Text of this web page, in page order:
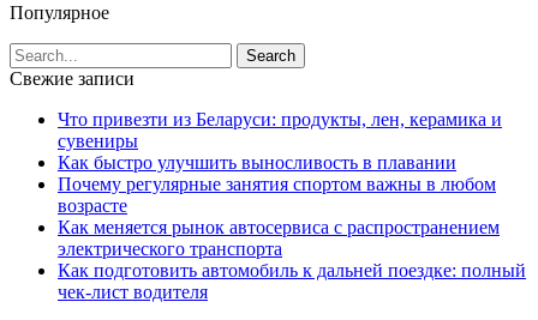
Популярное
Свежие записи
Что привезти из Беларуси: продукты, лен, керамика и
сувениры
Как быстро улучшить выносливость в плавании
Почему регулярные занятия спортом важны в любом
возрасте
Как меняется рынок автосервиса с распространением
электрического транспорта
Как подготовить автомобиль к дальней поездке: полный
чек-лист водителя